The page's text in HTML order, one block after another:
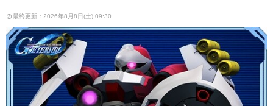
最終更新：2026年8月8日(土) 09:30